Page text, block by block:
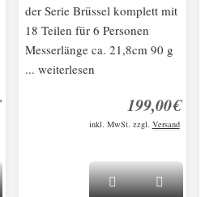
der Serie Brüssel komplett mit
18 Teilen für 6 Personen
Messerlänge ca. 21,8cm 90 g
... weiterlesen
199,00€
inkl. MwSt. zzgl. Versand